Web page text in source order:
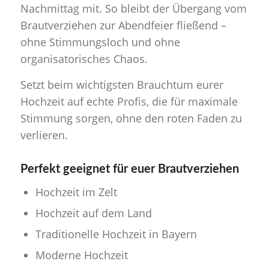
Nachmittagmit. So bleibt der Übergang vom
Brautverziehen zur Abendfeier fließend –
ohne Stimmungsloch und ohne
organisatorisches Chaos.
Setzt beim wichtigsten Brauchtum eurer
Hochzeit auf echte Profis, die für maximale
Stimmung sorgen, ohne den roten Faden zu
verlieren.
Perfekt geeignet für euer Brautverziehen
Hochzeit im Zelt
Hochzeit auf dem Land
Traditionelle Hochzeitin Bayern
Moderne Hochzeit